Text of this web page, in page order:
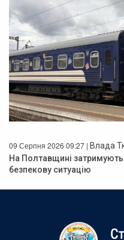
09 Серпня 2026 09:27 | Влада
На Полтавщині затримують
безпекову ситуацію